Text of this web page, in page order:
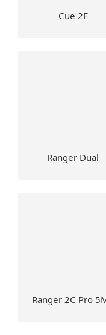
Cue 2E
Ranger Dual
Ranger 2C Pro